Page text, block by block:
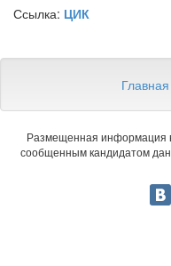
Ссылка: ЦИК
Главная
Размещенная информация
сообщенным кандидатом